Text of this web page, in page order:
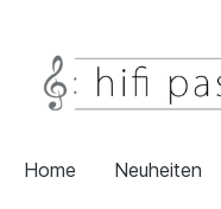
Home Neuheiten